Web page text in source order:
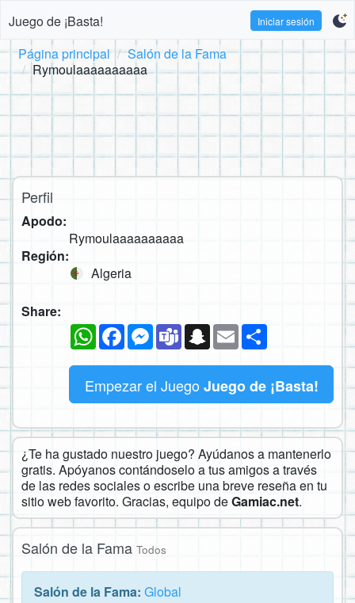
Juego de ¡Basta! Iniciar sesión
Página principal
Salón de la Fama
Rymoulaaaaaaaaaa
Perfil
Apodo:
Rymoulaaaaaaaaaa
Región:
Algeria
Share:
WhatsAppFacebookMessenger
TeamsSnapchat
Email
Empezar el Juego Juego de ¡Basta!
¿Te ha gustado nuestro juego? Ayúdanos a mantenerlo
gratis. Apóyanos contándoselo a tus amigos a través
de las redes sociales o escribe una breve reseña en tu
sitio web favorito. Gracias, equipo deGamiac.net.
Salón de la Fama Todos
Salón de la Fama: Global